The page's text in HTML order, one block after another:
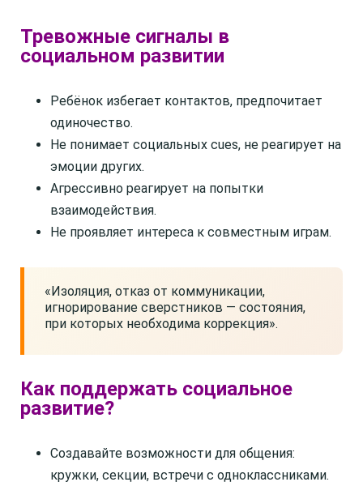
Тревожные сигналы в
социальном развитии
Ребёнок избегает контактов, предпочитает
одиночество.
Не понимает социальных cues, не реагирует на
эмоции других.
Агрессивно реагирует на попытки
взаимодействия.
Не проявляет интереса к совместным играм.
«Изоляция, отказ от коммуникации,
игнорирование сверстников — состояния,
при которых необходима коррекция».
Как поддержать социальное
развитие?
Создавайте возможности для общения:
кружки, секции, встречи с одноклассниками.